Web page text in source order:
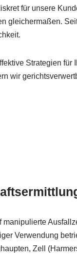
für unsere
gleichermaßen.
Strategien für
wir
Verwendung
Zell